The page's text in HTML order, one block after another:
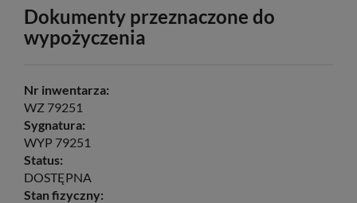
Dokumenty przeznaczone do
wypożyczenia
Nr inwentarza:
WZ 79251
Sygnatura:
WYP 79251
Status:
DOSTĘPNA
Stan fizyczny: